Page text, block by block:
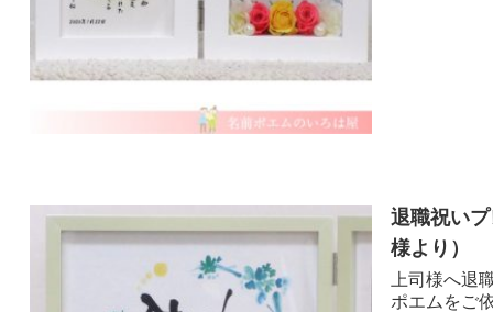
退職祝い
様より ）
上司様へ退
ポエムをご